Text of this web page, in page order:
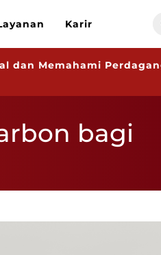
Karir
dan Memahami
bagi